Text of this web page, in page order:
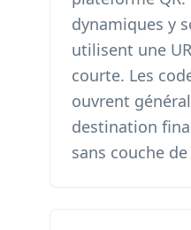
dynamiques y
utilisent une
courte. Les
ouvrent
destination
sans couche